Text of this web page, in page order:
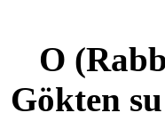
O
Gökten